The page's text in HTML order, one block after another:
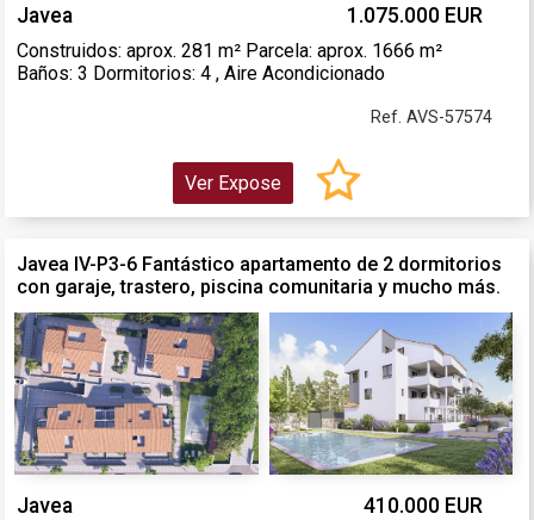
Javea 1.075.000 EUR
Construidos: aprox. 281 m² Parcela: aprox. 1666 m²
Baños: 3 Dormitorios: 4 , Aire Acondicionado
Ref. AVS-57574
Ver Expose
Javea IV-P3-6 Fantástico apartamento de 2 dormitorios
con garaje, trastero, piscina comunitaria y mucho más.
Javea 410.000 EUR